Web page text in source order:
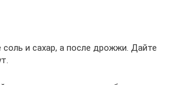
соль и сахар, а после дрожжи. Дайте